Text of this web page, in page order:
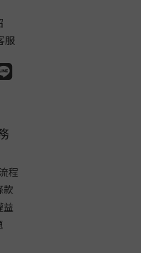
服
程
款
益